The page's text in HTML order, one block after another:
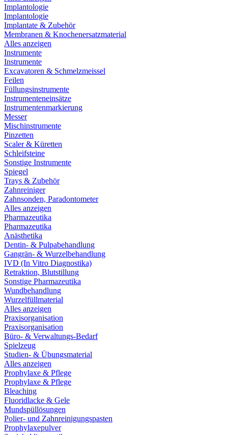
Implantologie
Implantologie
Implantate & Zubehör
Membranen & Knochenersatzmaterial
Alles anzeigen
Instrumente
Instrumente
Excavatoren & Schmelzmeissel
Feilen
Füllungsinstrumente
Instrumenteneinsätze
Instrumentenmarkierung
Messer
Mischinstrumente
Pinzetten
Scaler & Küretten
Schleifsteine
Sonstige Instrumente
Spiegel
Trays & Zubehör
Zahnreiniger
Zahnsonden, Paradontometer
Alles anzeigen
Pharmazeutika
Pharmazeutika
Anästhetika
Dentin- & Pulpabehandlung
Gangrän- & Wurzelbehandlung
IVD (In Vitro Diagnostika)
Retraktion, Blutstillung
Sonstige Pharmazeutika
Wundbehandlung
Wurzelfüllmaterial
Alles anzeigen
Praxisorganisation
Praxisorganisation
Büro- & Verwaltungs-Bedarf
Spielzeug
Studien- & Übungsmaterial
Alles anzeigen
Prophylaxe & Pflege
Prophylaxe & Pflege
Bleaching
Fluoridlacke & Gele
Mundspüllösungen
Polier- und Zahnreinigungspasten
Prophylaxepulver